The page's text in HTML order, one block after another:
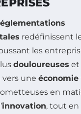
redéfinissent
les
douloureuses et
une
en
innovation, tout